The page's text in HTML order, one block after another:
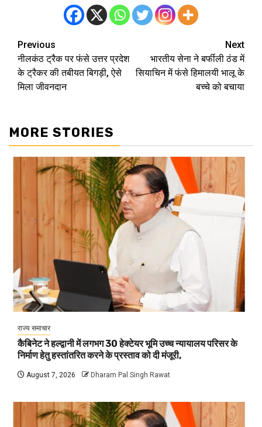
Post
navigation
Previous
नीलकंठ ट्रैक पर फंसे उत्तर प्रदेश
के ट्रैकर की तबीयत बिगड़ी, ऐसे
मिला जीवनदान
Next
भारतीय सेना ने बर्फीली ठंड में
सियाचिन में फंसे हिमालयी भालू के
बच्चे को बचाया
MORE STORIES
राज्य समाचार
कैबिनेट ने हल्द्वानी में लगभग 30 हेक्टेयर भूमि उच्च न्यायालय परिसर के
निर्माण हेतु हस्तांतरित करने के प्रस्ताव को दी मंजूरी,
August 7, 2026 Dharam Pal Singh Rawat